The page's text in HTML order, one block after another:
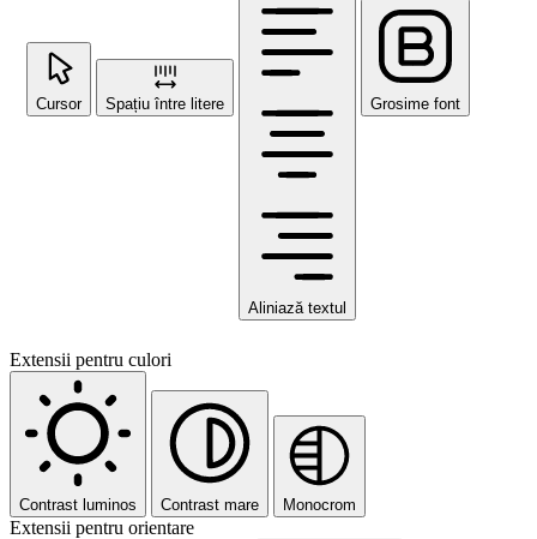
Cursor Spațiu între litere
Aliniază textul
Grosime font
Extensii pentru culori
Contrast luminos Contrast mare Monocrom
Extensii pentru orientare